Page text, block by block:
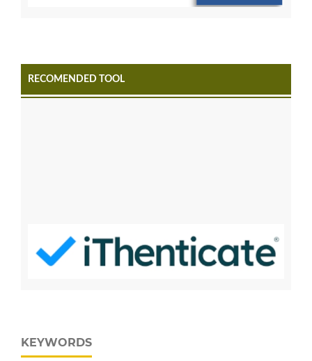
RECOMENDED TOOL
KEYWORDS